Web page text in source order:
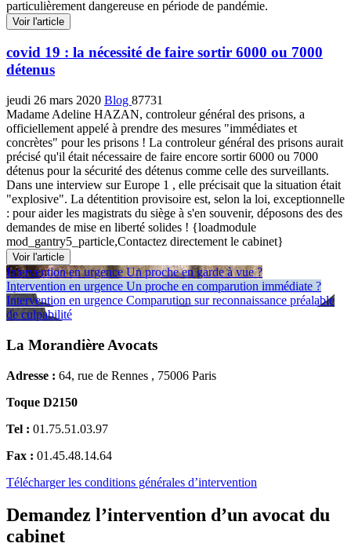
particulièrement dangereuse en période de pandémie.
Voir l'article
covid 19 : la nécessité de faire sortir 6000 ou 7000
détenus
jeudi 26 mars 2020 Blog 87731
Madame Adeline HAZAN, controleur général des prisons, a
officiellement appelé à prendre des mesures "immédiates et
concrètes" pour les prisons ! La controleur général des prisons aurait
précisé qu'il était nécessaire de faire encore sortir 6000 ou 7000
détenus pour la sécurité des détenus comme celle des surveillants.
Dans une interview sur Europe 1 , elle précisait que la situation était
"explosive". La détentition provisoire est, selon la loi, exceptionnelle
: pour aider les magistrats du siège à s'en souvenir, déposons des des
demandes de mise en liberté solides ! {loadmodule
mod_gantry5_particle,Contactez directement le cabinet}
Voir l'article
Intervention en urgence Un proche en garde à vue ?
Intervention en urgence Un proche en comparution immédiate ?
Intervention en urgence Comparution sur reconnaissance préalable
de culpabilité
La Morandière Avocats
Adresse : 64, rue de Rennes , 75006 Paris
Toque D2150
Tel : 01.75.51.03.97
Fax : 01.45.48.14.64
Télécharger les conditions générales d’intervention
Demandez l’intervention d’un avocat du
cabinet